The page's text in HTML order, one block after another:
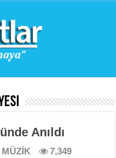
Anıldı
MÜZİK 7,349